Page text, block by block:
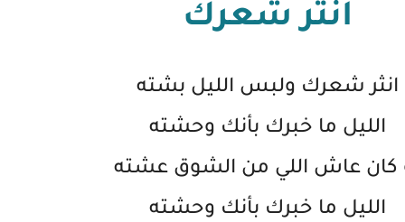
انثر شعرك
انثر شعرك ولبس الليل بشته
الليل ما خبرك بأنك وحشته
كان عاش اللي من الشوق عشته
الليل ما خبرك بأنك وحشته